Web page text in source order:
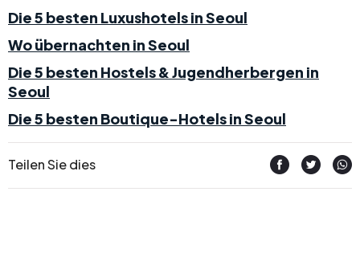
Die 5 besten Luxushotels in Seoul
Wo übernachten in Seoul
Die 5 besten Hostels & Jugendherbergen in
Seoul
Die 5 besten Boutique-Hotels in Seoul
Teilen Sie dies